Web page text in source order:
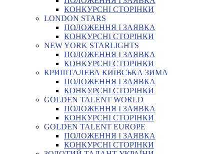
КОНКУРСНІ СТОРІНКИ
LONDON STARS
ПОЛОЖЕННЯ І ЗАЯВКА
КОНКУРСНІ СТОРІНКИ
NEW YORK STARLIGHTS
ПОЛОЖЕННЯ І ЗАЯВКА
КОНКУРСНІ СТОРІНКИ
КРИШТАЛЕВА КИЇВСЬКА ЗИМА
ПОЛОЖЕННЯ І ЗАЯВКА
КОНКУРСНІ СТОРІНКИ
GOLDEN TALENT WORLD
ПОЛОЖЕННЯ І ЗАЯВКА
КОНКУРСНІ СТОРІНКИ
GOLDEN TALENT EUROPE
ПОЛОЖЕННЯ І ЗАЯВКА
КОНКУРСНІ СТОРІНКИ